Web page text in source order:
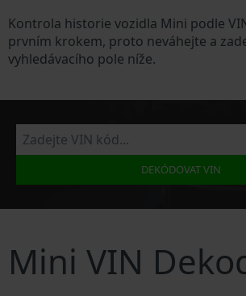
Kontrola historie vozidla Mini podle
prvním krokem, proto neváhejte a
vyhledávacího pole níže.
DEKÓDOVAT VIN
Mini VIN